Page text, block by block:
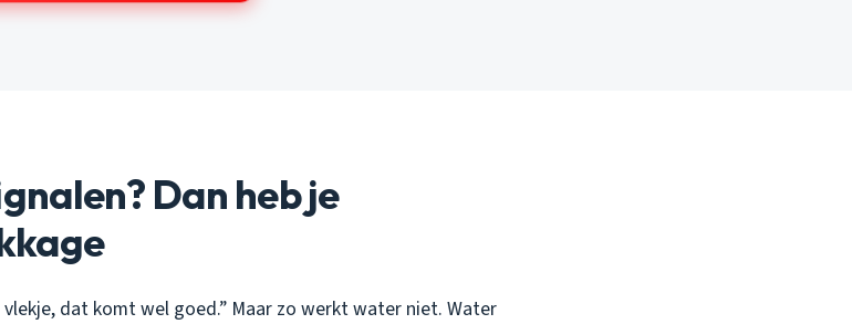
Dan heb je
dat komt wel goed.” Maar zo werkt water niet. Water